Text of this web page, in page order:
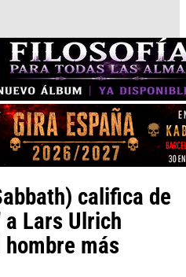
califica de
Lars Ulrich
más